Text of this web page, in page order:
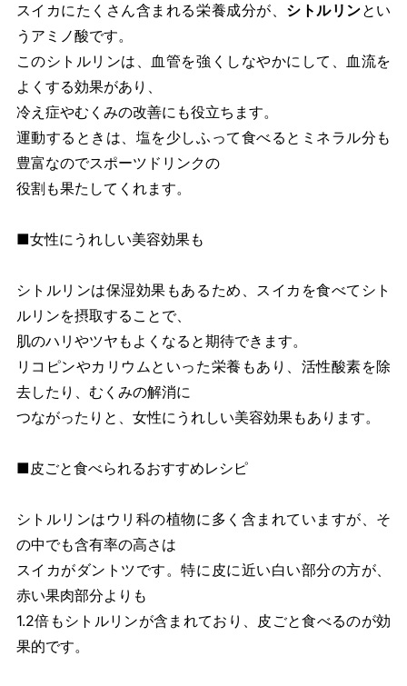
スイカにたくさん含まれる栄養成分が、 シトルリンとい
うアミノ酸です。
このシトルリンは、血管を強くしなやかにして、血流を
よくする効果があり、
冷え症やむくみの改善にも役立ちます。
運動するときは、塩を少しふって食べるとミネラル分も
豊富なのでスポーツドリンクの
役割も果たしてくれます。
■女性にうれしい美容効果も
シトルリンは保湿効果もあるため、スイカを食べてシト
ルリンを摂取することで、
肌のハリやツヤもよくなると期待できます。
リコピンやカリウムといった栄養もあり、活性酸素を除
去したり、むくみの解消に
つながったりと、女性にうれしい美容効果もあります。
■皮ごと食べられるおすすめレシピ
シトルリンはウリ科の植物に多く含まれていますが、そ
の中でも含有率の高さは
スイカがダントツです。特に皮に近い白い部分の方が、
赤い果肉部分よりも
1.2倍もシトルリンが含まれており、皮ごと食べるのが効
果的です。